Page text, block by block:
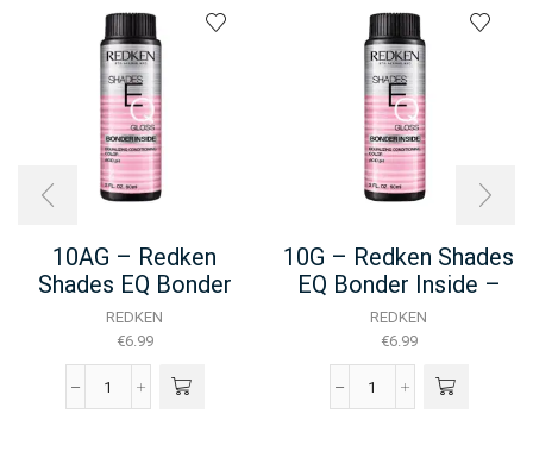
10AG – Redken
Shades EQ Bonder
Inside – 60ML
REDKEN
€6.99
10AG
10G – Redken Shades
EQ Bonder Inside –
60ML
REDKEN
€6.99
10G